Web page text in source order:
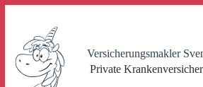
springen
Versicherungsmakler
Private